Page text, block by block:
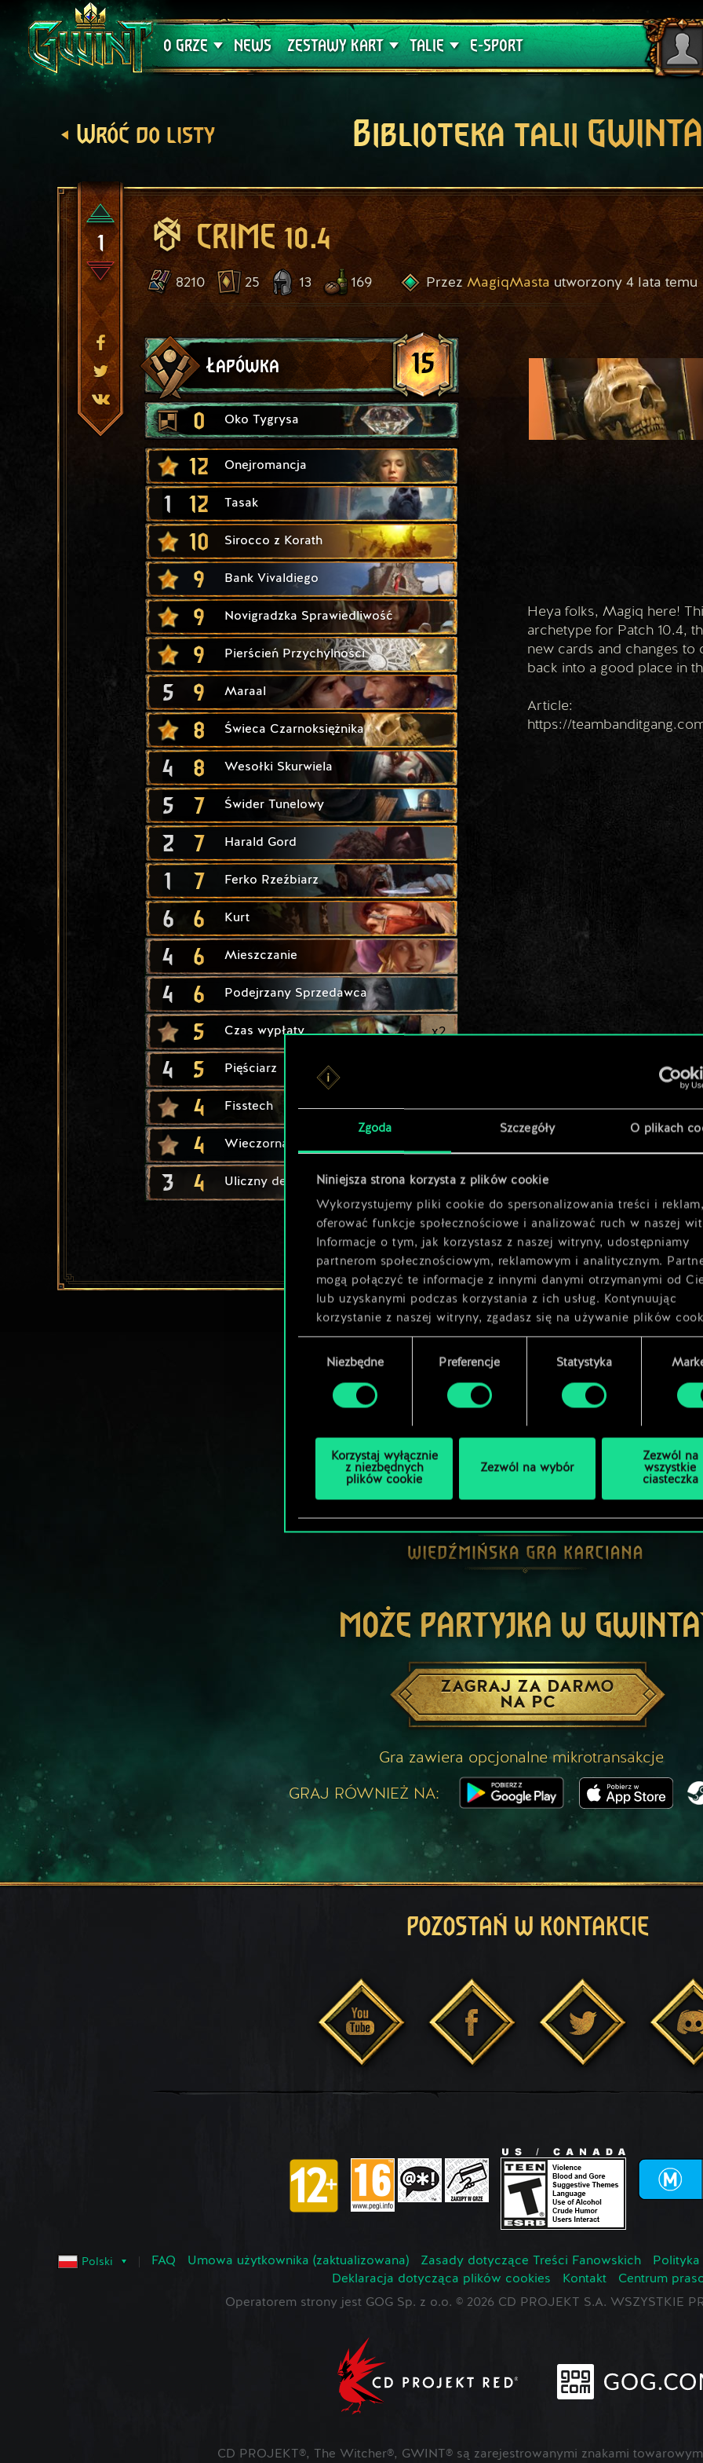
Zgoda Szczegóły O plikach
Niniejsza strona korzysta z plików cookie
Wykorzystujemy pliki cookie do spersonalizowania treści i
oferować funkcje społecznościowe i analizować ruch w naszej
Informacje o tym, jak korzystasz z naszej witryny, udostępniamy
partnerom społecznościowym, reklamowym i analitycznym.
mogą połączyć te informacje z innymi danymi otrzymanymi od
lub uzyskanymi podczas korzystania z ich usług. Kontynuując
korzystanie z naszej witryny, zgadasz się na używanie plików
zgodyNiezbędne Preferencje Statystyka
Korzystaj wyłącznie
z niezbędnych
plików cookie
Zezwól na wybór
Zezwól na
wszystkie
ciasteczka
O GRZE
Wsparcie techniczne
NEWS ZESTAWY KART
Krwawa Klątwa
TALIE
Poradniki
E-SPORT
Wróć do listy Biblioteka talii GWINTA
1 CRIME 10.4
8210 25 13 169 Przez MagiqMasta utworzony 4 lata temu
Łapówka 15
0 Oko Tygrysa
12 Onejromancja
1 12 Tasak
10 Sirocco z Korath
9 Bank Vivaldiego
9 Novigradzka Sprawiedliwość
9 Pierścień Przychylności
5 9 Maraal
8 Świeca Czarnoksiężnika
4 8 Wesołki Skurwiela
5 7 Świder Tunelowy
2 7 Harald Gord
1 7 Ferko Rzeźbiarz
6 6 Kurt
4 6 Mieszczanie
4 6 Podejrzany Sprzedawca
5 Czas wypłaty x2
4 5 Pięściarz
4 Fisstech x2
4 Wieczorna Zdobycz
3 4 Uliczny dealer x2
Heya folks, Magiq here!
archetype for Patch 10.4,
new cards and changes to
back into a good place in
Article:
https://
MOŻE PARTYJKA W
ZAGRAJ ZA DARMO
NA PC
Gra zawiera opcjonalne mikrotransakcje
GRAJ RÓWNIEŻ NA:
POZOSTAŃ W KONTAKCIE
Polski FAQ Umowa użytkownika (zaktualizowana) Zasady dotyczące Treści Fanowskich
Deklaracja dotycząca plików cookies
Kontakt
Centrum
Operatorem strony jest GOG Sp. z o.o. © 2026 CD PROJEKT S.A. WSZYSTKIE
CD PROJEKT®, The Witcher®, GWINT® są zarejestrowanymi znakami